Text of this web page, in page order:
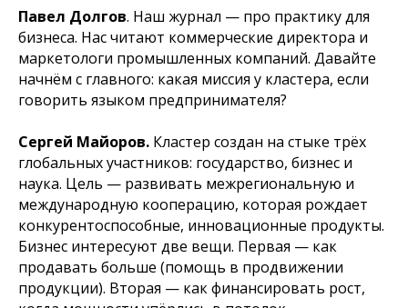
Павел Долгов. Наш журнал — про практику для
бизнеса. Нас читают коммерческие директора и
маркетологи промышленных компаний. Давайте
начнём с главного: какая миссия у кластера, если
говорить языком предпринимателя?
Сергей Майоров. Кластер создан на стыке трёх
глобальных участников: государство, бизнес и
наука. Цель — развивать межрегиональную и
международную кооперацию, которая рождает
конкурентоспособные, инновационные продукты.
Бизнес интересуют две вещи. Первая — как
продавать больше (помощь в продвижении
продукции). Вторая — как финансировать рост,